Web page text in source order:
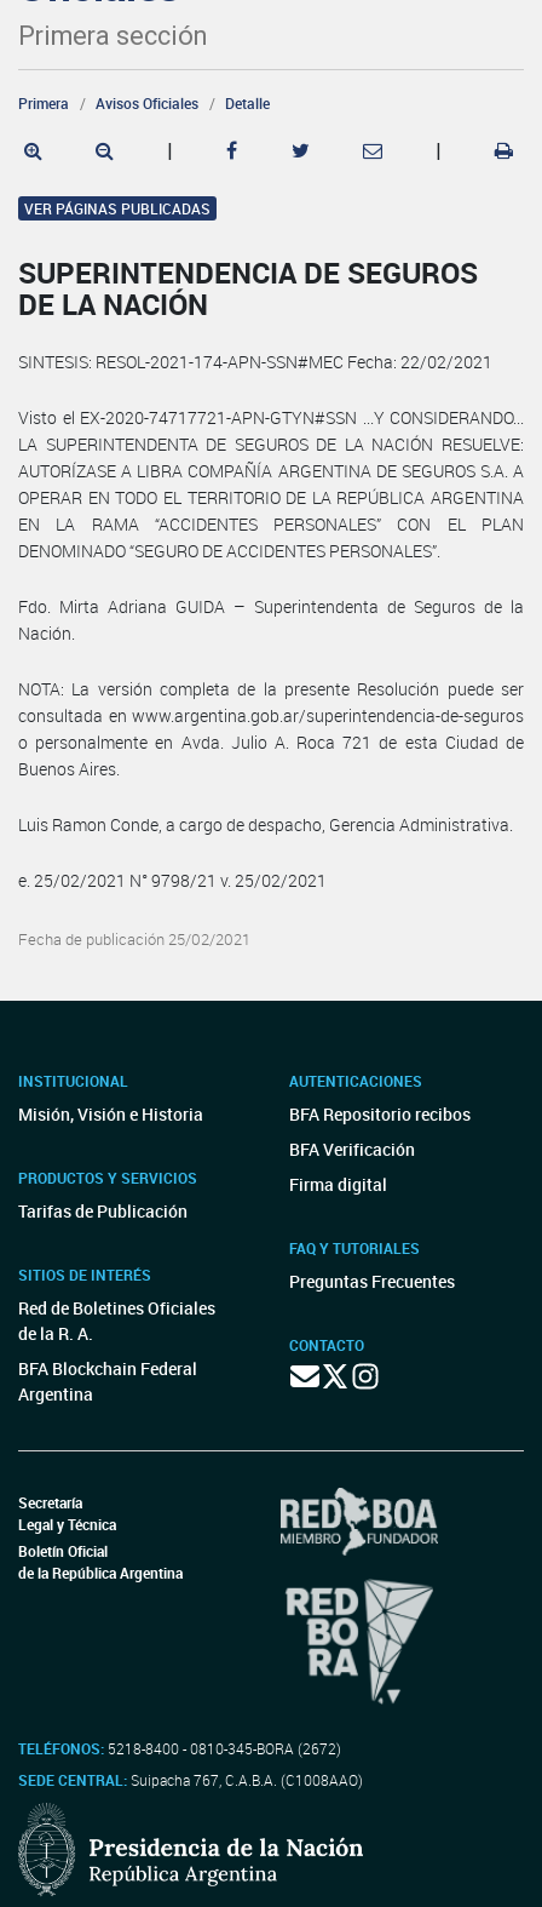
Primera sección
Primera Avisos Oficiales Detalle
| |
VER PÁGINAS PUBLICADAS
SUPERINTENDENCIA DE SEGUROS
DE LA NACIÓN
SINTESIS: RESOL-2021-174-APN-SSN#MEC Fecha: 22/02/2021
Visto el EX-2020-74717721-APN-GTYN#SSN ...Y CONSIDERANDO...
LA SUPERINTENDENTA DE SEGUROS DE LA NACIÓN RESUELVE:
AUTORÍZASE A LIBRA COMPAÑÍA ARGENTINA DE SEGUROS S.A. A
OPERAR EN TODO EL TERRITORIO DE LA REPÚBLICA ARGENTINA
EN LA RAMA “ACCIDENTES PERSONALES” CON EL PLAN
DENOMINADO “SEGURO DE ACCIDENTES PERSONALES”.
Fdo. Mirta Adriana GUIDA – Superintendenta de Seguros de la
Nación.
NOTA: La versión completa de la presente Resolución puede ser
consultada en www.argentina.gob.ar/superintendencia-de-seguros
o personalmente en Avda. Julio A. Roca 721 de esta Ciudad de
Buenos Aires.
Luis Ramon Conde, a cargo de despacho, Gerencia Administrativa.
e. 25/02/2021 N° 9798/21 v. 25/02/2021
Fecha de publicación 25/02/2021
INSTITUCIONAL
Misión, Visión e Historia
PRODUCTOS Y SERVICIOS
Tarifas de Publicación
SITIOS DE INTERÉS
Red de Boletines Oficiales
de la R. A.
BFA Blockchain Federal
Argentina
AUTENTICACIONES
BFA Repositorio recibos
BFA Verificación
Firma digital
FAQ Y TUTORIALES
Preguntas Frecuentes
CONTACTO
Secretaría
Legal y Técnica
Boletín Oficial
de la República Argentina
TELÉFONOS: 5218-8400 - 0810-345-BORA (2672)
SEDE CENTRAL:Suipacha 767, C.A.B.A. (C1008AAO)